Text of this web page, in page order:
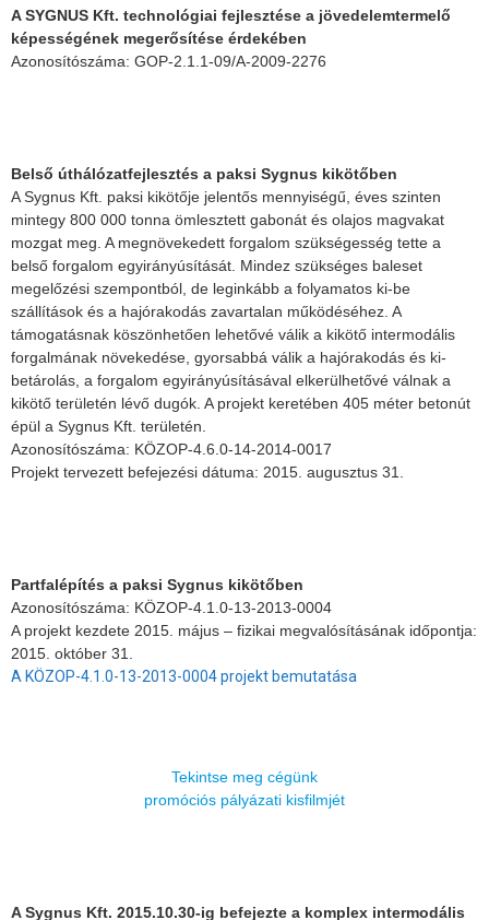
A SYGNUS Kft. technológiai fejlesztése a jövedelemtermelő
képességének megerősítése érdekében
Azonosítószáma: GOP-2.1.1-09/A-2009-2276
Belső úthálózatfejlesztés a paksi Sygnus kikötőben
A Sygnus Kft. paksi kikötője jelentős mennyiségű, éves szinten
mintegy 800 000 tonna ömlesztett gabonát és olajos magvakat
mozgat meg. A megnövekedett forgalom szükségesség tette a
belső forgalom egyirányúsítását. Mindez szükséges baleset
megelőzési szempontból, de leginkább a folyamatos ki-be
szállítások és a hajórakodás zavartalan működéséhez. A
támogatásnak köszönhetően lehetővé válik a kikötő intermodális
forgalmának növekedése, gyorsabbá válik a hajórakodás és ki-
betárolás, a forgalom egyirányúsításával elkerülhetővé válnak a
kikötő területén lévő dugók. A projekt keretében 405 méter betonút
épül a Sygnus Kft. területén.
Azonosítószáma: KÖZOP-4.6.0-14-2014-0017
Projekt tervezett befejezési dátuma: 2015. augusztus 31.
Partfalépítés a paksi Sygnus kikötőben
Azonosítószáma: KÖZOP-4.1.0-13-2013-0004
A projekt kezdete 2015. május – fizikai megvalósításának időpontja:
2015. október 31.
A KÖZOP-4.1.0-13-2013-0004 projekt bemutatása
Tekintse meg cégünk
promóciós pályázati kisfilmjét
A Sygnus Kft. 2015.10.30-ig befejezte a komplex intermodális